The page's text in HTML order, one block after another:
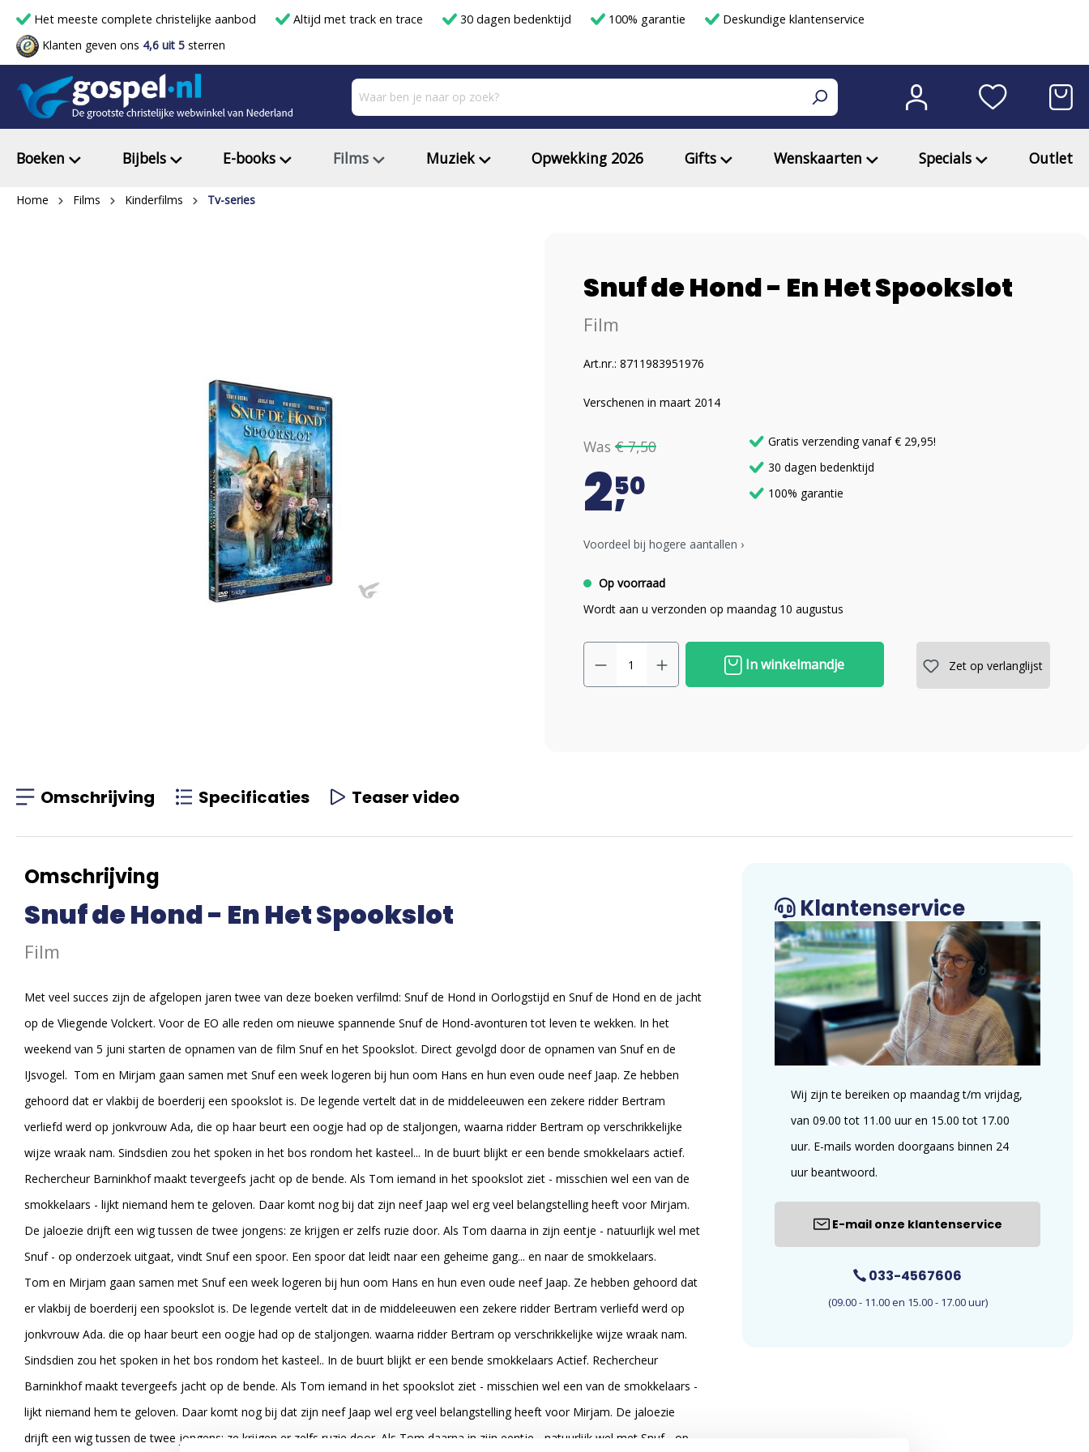
Het meeste complete christelijke aanbod Altijd met track en trace 30 dagen bedenktijd 100% garantie
Deskundige klantenservice
Klanten geven ons 4,6 uit 5 sterren
Boeken Bijbels E-books Films Muziek Opwekking 2026 Gifts Wenskaarten Specials Outlet
Home Films Kinderfilms Tv-series
Snuf de Hond - En Het Spookslot
Film
Art.nr.: 8711983951976
Verschenen in maart 2014
Was € 7,50
250
Gratis verzending vanaf € 29,95!
30 dagen bedenktijd
100% garantie
Voordeel bij hogere aantallen ›
Op voorraad
Wordt aan u verzonden op maandag 10 augustus
In winkelmandje Zet op verlanglijst
Omschrijving Specificaties Teaser video
Omschrijving
Snuf de Hond - En Het Spookslot
Film
Met veel succes zijn de afgelopen jaren twee van deze boeken verfilmd: Snuf de Hond in Oorlogstijd en Snuf de Hond en de jacht
op de Vliegende Volckert. Voor de EO alle reden om nieuwe spannende Snuf de Hond-avonturen tot leven te wekken. In het
weekend van 5 juni starten de opnamen van de film Snuf en het Spookslot. Direct gevolgd door de opnamen van Snuf en de
IJsvogel. Tom en Mirjam gaan samen met Snuf een week logeren bij hun oom Hans en hun even oude neef Jaap. Ze hebben
gehoord dat er vlakbij de boerderij een spookslot is. De legende vertelt dat in de middeleeuwen een zekere ridder Bertram
verliefd werd op jonkvrouw Ada, die op haar beurt een oogje had op de staljongen, waarna ridder Bertram op verschrikkelijke
wijze wraak nam. Sindsdien zou het spoken in het bos rondom het kasteel... In de buurt blijkt er een bende smokkelaars actief.
Rechercheur Barninkhof maakt tevergeefs jacht op de bende. Als Tom iemand in het spookslot ziet - misschien wel een van de
smokkelaars - lijkt niemand hem te geloven. Daar komt nog bij dat zijn neef Jaap wel erg veel belangstelling heeft voor Mirjam.
De jaloezie drijft een wig tussen de twee jongens: ze krijgen er zelfs ruzie door. Als Tom daarna in zijn eentje - natuurlijk wel met
Snuf - op onderzoek uitgaat, vindt Snuf een spoor. Een spoor dat leidt naar een geheime gang... en naar de smokkelaars.
Tom en Mirjam gaan samen met Snuf een week logeren bij hun oom Hans en hun even oude neef Jaap. Ze hebben gehoord dat
er vlakbij de boerderij een spookslot is. De legende vertelt dat in de middeleeuwen een zekere ridder Bertram verliefd werd op
jonkvrouw Ada. die op haar beurt een oogje had op de staljongen. waarna ridder Bertram op verschrikkelijke wijze wraak nam.
Sindsdien zou het spoken in het bos rondom het kasteel.. In de buurt blijkt er een bende smokkelaars Actief. Rechercheur
Barninkhof maakt tevergeefs jacht op de bende. Als Tom iemand in het spookslot ziet - misschien wel een van de smokkelaars -
lijkt niemand hem te geloven. Daar komt nog bij dat zijn neef Jaap wel erg veel belangstelling heeft voor Mirjam. De jaloezie
drijft een wig tussen de twee jongens: ze krijgen er zelfs ruzie door. Als Tom daarna in zijn eentje - natuurlijk wel met Snuf - op
Klantenservice
Wij zijn te bereiken op maandag t/m vrijdag,
van 09.00 tot 11.00 uur en 15.00 tot 17.00
uur. E-mails worden doorgaans binnen 24
uur beantwoord.
E-mail onze klantenservice
033-4567606
(09.00 - 11.00 en 15.00 - 17.00 uur)